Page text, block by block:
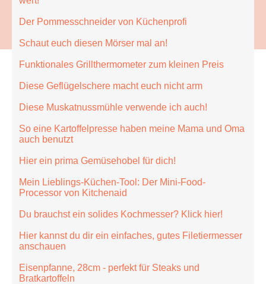
Der Pommesschneider von Küchenprofi
Schaut euch diesen Mörser mal an!
Funktionales Grillthermometer zum kleinen Preis
Diese Geflügelschere macht euch nicht arm
Diese Muskatnussmühle verwende ich auch!
So eine Kartoffelpresse haben meine Mama und Oma
auch benutzt
Hier ein prima Gemüsehobel für dich!
Mein Lieblings-Küchen-Tool: Der Mini-Food-
Processor von Kitchenaid
Du brauchst ein solides Kochmesser? Klick hier!
Hier kannst du dir ein einfaches, gutes Filetiermesser
anschauen
Eisenpfanne, 28cm - perfekt für Steaks und
Bratkartoffeln